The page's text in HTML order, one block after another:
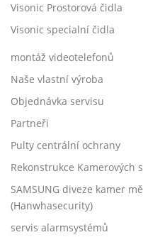
Visonic Prostorová čidla
Visonic specialní čidla
montáž videotelefonů
Naše vlastní výroba
Objednávka servisu
Partneři
Pulty centrální ochrany
Rekonstrukce Kamerových
SAMSUNG diveze kamer
(Hanwhasecurity)
servis alarmsystémů